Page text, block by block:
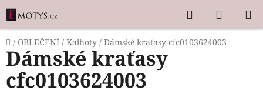
Přejít
na
obsah
Hledat
KOŠÍK
Domů
/ OBLEČENÍ / Kalhoty / Dámské kraťasy cfc0103624003
Dámské kraťasy
cfc0103624003